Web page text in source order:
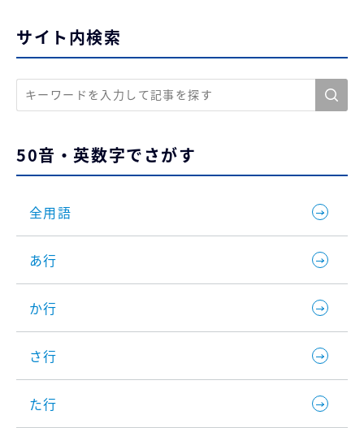
サイト内検索
50音・英数字でさがす
全用語
あ行
か行
さ行
た行